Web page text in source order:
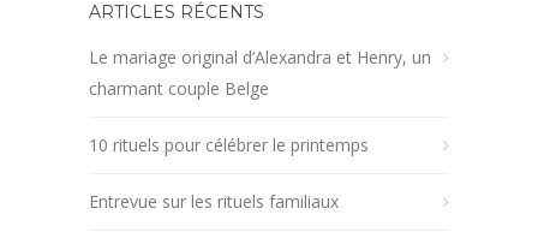
ARTICLES RÉCENTS
Le mariage original d’Alexandra et Henry, un
charmant couple Belge
10 rituels pour célébrer le printemps
Entrevue sur les rituels familiaux